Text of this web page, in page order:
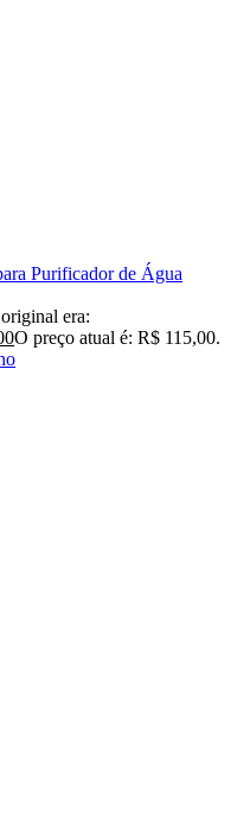
Purificador de Água
era:
O preço atual é: R$ 115,00.